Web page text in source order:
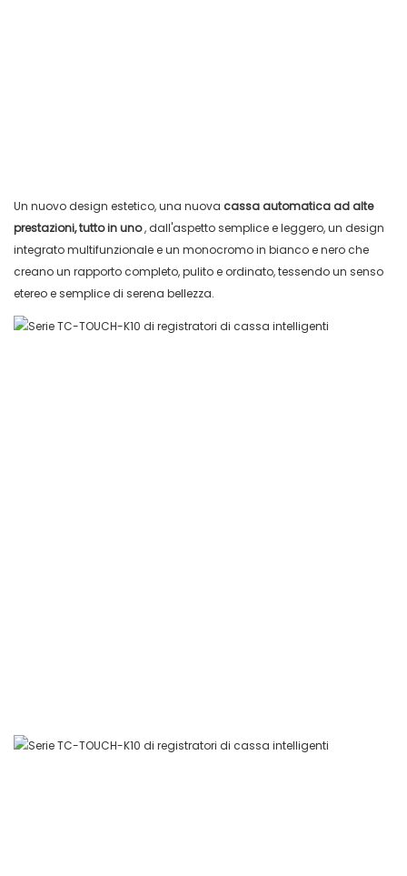
Un nuovo design estetico, una nuova cassa automatica ad alte
prestazioni, tutto in uno, dall'aspetto semplice e leggero, un design
integrato multifunzionale e un monocromo in bianco e nero che
creano un rapporto completo, pulito e ordinato, tessendo un senso
etereo e semplice di serena bellezza.